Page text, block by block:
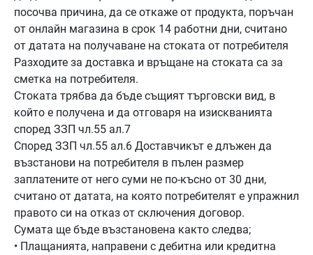
посочва причина, да се откаже от продукта, поръчан
от онлайн магазина в срок 14 работни дни, считано
от датата на получаване на стоката от потребителя
Разходите за доставка и връщане на стоката са за
сметка на потребителя.
Стоката трябва да бъде същият търговски вид, в
който е получена и да отговаря на изискванията
според ЗЗП чл.55 ал.7
Според ЗЗП чл.55 ал.6 Доставчикът е длъжен да
възстанови на потребителя в пълен размер
заплатените от него суми не по-късно от 30 дни,
считано от датата, на която потребителят е упражнил
правото си на отказ от сключения договор.
Сумата ще бъде възстановена както следва;
• Плащанията, направени с дебитна или кредитна